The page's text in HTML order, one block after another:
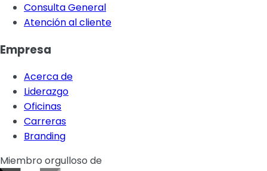
Consulta General
Atención al cliente
Empresa
Acerca de
Liderazgo
Oficinas
Carreras
Branding
Miembro orgulloso de